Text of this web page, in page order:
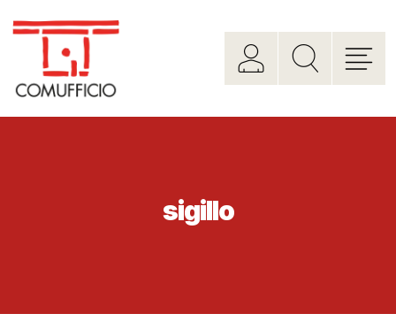
sigillo